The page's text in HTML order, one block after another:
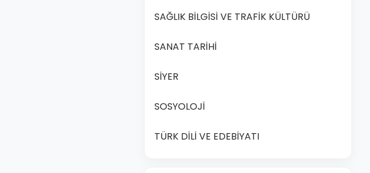
SAĞLIK BİLGİSİ VE TRAFİK KÜLTÜRÜ
SANAT TARİHİ
SİYER
SOSYOLOJİ
TÜRK DİLİ VE EDEBİYATI